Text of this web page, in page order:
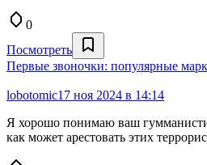
0
Посмотреть
Первые звоночки: популярные
lobotomic17 ноя 2024 в 14:14
Я хорошо понимаю ваш
как может арестовать этих